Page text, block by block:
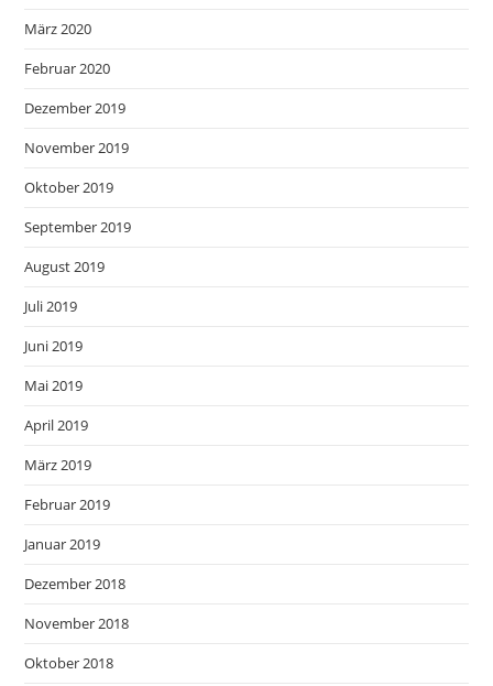
März 2020
Februar 2020
Dezember 2019
November 2019
Oktober 2019
September 2019
August 2019
Juli 2019
Juni 2019
Mai 2019
April 2019
März 2019
Februar 2019
Januar 2019
Dezember 2018
November 2018
Oktober 2018